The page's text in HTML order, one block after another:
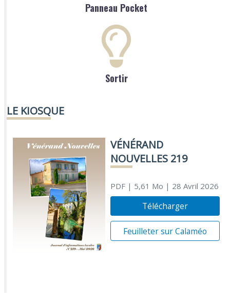
Panneau Pocket
Sortir
LE KIOSQUE
VÉNÉRAND
NOUVELLES 219
PDF| 5,61 Mo | 28 Avril 2026
Télécharger
Feuilleter sur Calaméo